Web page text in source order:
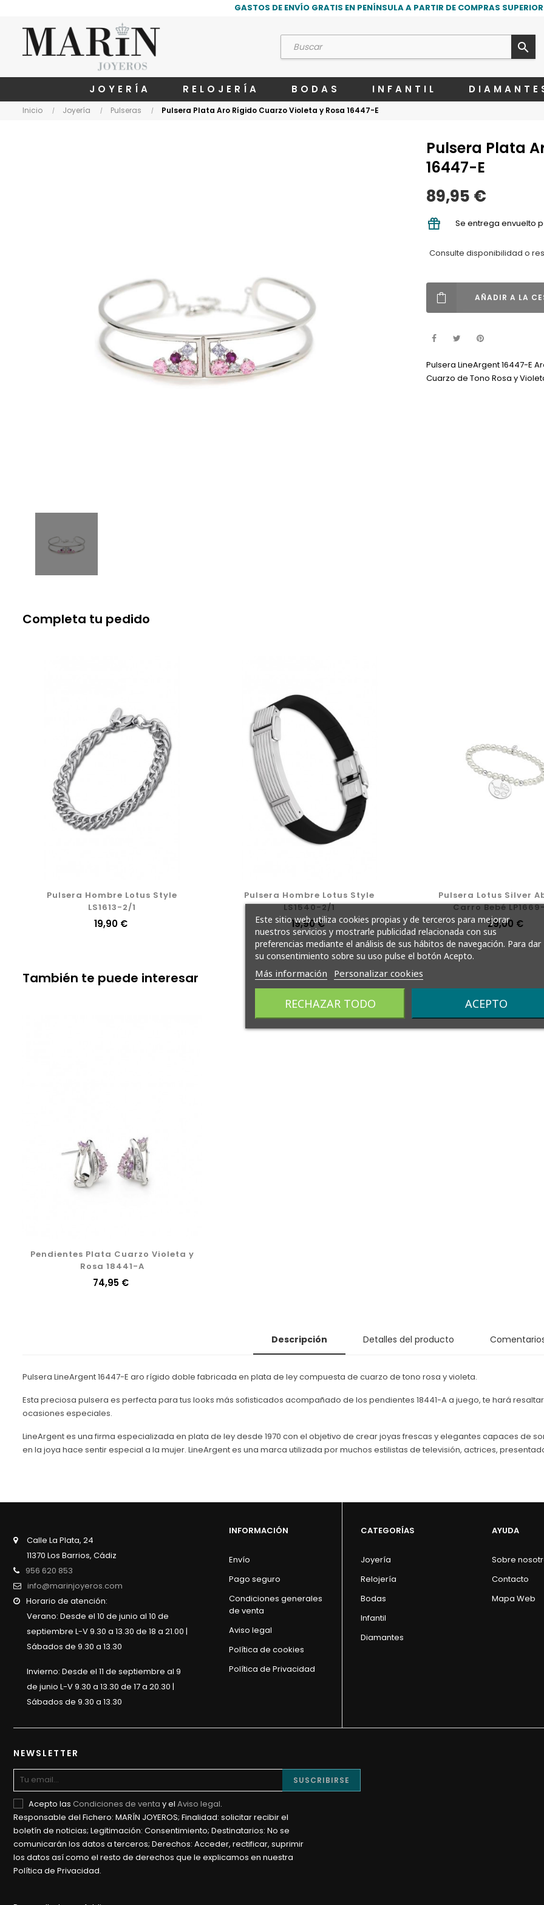
GASTOS DE ENVÍO GRATIS EN PENÍNSULA A PARTIR DE COMPRAS
search
JOYERÍA RELOJERÍA BODAS INFANTIL
Inicio Joyería Pulseras Pulsera Plata Aro Rígido Cuarzo Violeta y Rosa 16447-E
Pulsera Plata
16447-E
89,95 €
Se entrega envuelto
Consulte disponibilidad o
AÑADIR A LA
Pulsera LineArgent 16447-E
Cuarzo de Tono Rosa y
Completa tu pedido
Pulsera Hombre Lotus Style
LS1613-2/1
Precio
19,90 €
Pulsera Hombre Lotus Style
LS1540-2/1
Precio
19,90 €
Pulsera Lotus Silver
Carro Bebé
Precio
29,00 €
También te puede interesar
Pendientes Plata Cuarzo Violeta y
Rosa 18441-A
Precio
74,95 €
Descripción Detalles del producto
Pulsera LineArgent 16447-E aro rígido doble fabricada en plata de ley compuesta de cuarzo de tono rosa y violeta.
Esta preciosa pulsera es perfecta para tus looks más sofisticados acompañado de los pendientes 18441-A a juego, te hará
ocasiones especiales.
LineArgent es una firma especializada en plata de ley desde 1970 con el objetivo de crear joyas frescas y elegantes capaces de
en la joya hace sentir especial a la mujer. LineArgent es una marca utilizada por muchos estilistas de televisión, actrices,
Calle La Plata, 24
11370 Los Barrios, Cádiz
956 620 853
info@marinjoyeros.com
Horario de atención:
Verano: Desde el 10 de junio al 10 de
septiembre L-V 9.30 a 13.30 de 18 a 21.00 |
Sábados de 9.30 a 13.30
Invierno: Desde el 11 de septiembre al 9
de junio L-V 9.30 a 13.30 de 17 a 20.30 |
Sábados de 9.30 a 13.30
INFORMACIÓN
Envío
Pago seguro
Condiciones generales
de venta
Aviso legal
Política de cookies
Política de Privacidad
CATEGORÍAS
Joyería
Relojería
Bodas
Infantil
Diamantes
AYUDA
Sobre
Contacto
Mapa Web
NEWSLETTER
SUSCRIBIRSE
Acepto las Condiciones de venta y el Aviso legal.
Responsable del Fichero: MARÍN JOYEROS; Finalidad: solicitar recibir el
boletín de noticias; Legitimación: Consentimiento; Destinatarios: No se
comunicarán los datos a terceros; Derechos: Acceder, rectificar, suprimir
los datos así como el resto de derechos que le explicamos en nuestra
Política de Privacidad.
Este sitio web utiliza cookies propias y de terceros para mejorar
nuestros servicios y mostrarle publicidad relacionada con sus
preferencias mediante el análisis de sus hábitos de navegación. Para dar
su consentimiento sobre su uso pulse el botón Acepto.
Más información Personalizar cookies
RECHAZAR TODO ACEPTO